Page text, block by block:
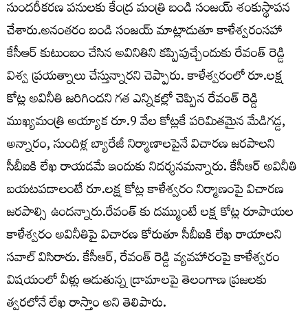
సుందరీకరణ పనులకు కేంద్ర మంత్రి బండి సంజయ్ శంకుస్థాపన
చేశారు.అనంతరం బండి సంజయ్ మాట్లాడుతూ కాళేశ్వరంసహా
కేసీఆర్ కుటుంబం చేసిన అవినితిని కప్పిపుచ్చేందుకు రేవంత్ రెడ్డి
విశ్వ ప్రయత్నాలు చేస్తున్నారని చెప్పారు. కాళేశ్వరంలో రూ.లక్ష
కోట్ల అవినీతి జరిగిందని గత ఎన్నికల్లో చెప్పిన రేవంత్ రెడ్డి
ముఖ్యమంత్రి అయ్యాక రూ.9 వేల కోట్లకే పరిమితమైన మేడిగడ్డ,
అన్నారం, సుందిళ్ల బ్యారేజీ నిర్మాణాలపైనే విచారణ జరపాలని
సీబీఐకి లేఖ రాయడమే ఇందుకు నిదర్శనమన్నారు. కేసీఆర్ అవినీతి
బయటపడాలంటే రూ.లక్ష కోట్ల కాళేశ్వరం నిర్మాణంపై విచారణ
జరపాల్సి ఉందన్నారు.రేవంత్ కు దమ్ముంటే లక్ష కోట్ల రూపాయల
కాళేశ్వరం అవినీతిపై విచారణ కోరుతూ సీబీఐకి లేఖ రాయాలని
సవాల్ విసిరారు. కేసీఆర్, రేవంత్ రెడ్డి వ్యవహారంపై కాళేశ్వరం
విషయంలో వీళ్లు ఆడుతున్న డ్రామాలపై తెలంగాణ ప్రజలకు
త్వరలోనే లేఖ రాస్తాం అని తెలిపారు.